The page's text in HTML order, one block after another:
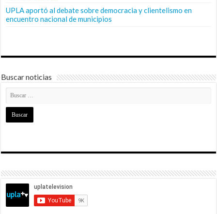
UPLA aportó al debate sobre democracia y clientelismo en
encuentro nacional de municipios
Buscar noticias